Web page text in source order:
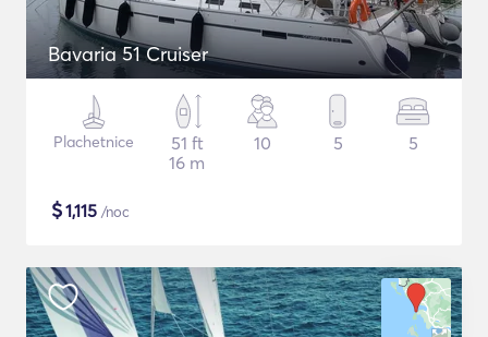
Bavaria 51 Cruiser
Plachetnice
51 ft
16 m
10 5 5
$1,115 /noc